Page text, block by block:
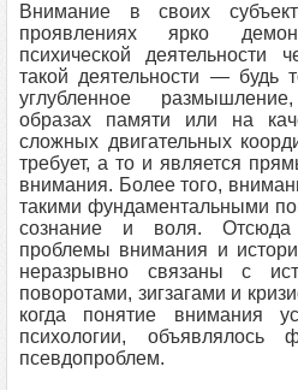
Внимание в своих
проявлениях ярко
психической деятельности
такой деятельности — будь
углубленное
образах памяти или на
сложных двигательных
требует, а то и является
внимания. Более того,
такими фундаментальными
сознание и воля. Отсюда
проблемы внимания и
неразрывно связаны с
поворотами, зигзагами и
когда понятие внимания
психологии, объявлялось
псевдопроблем.